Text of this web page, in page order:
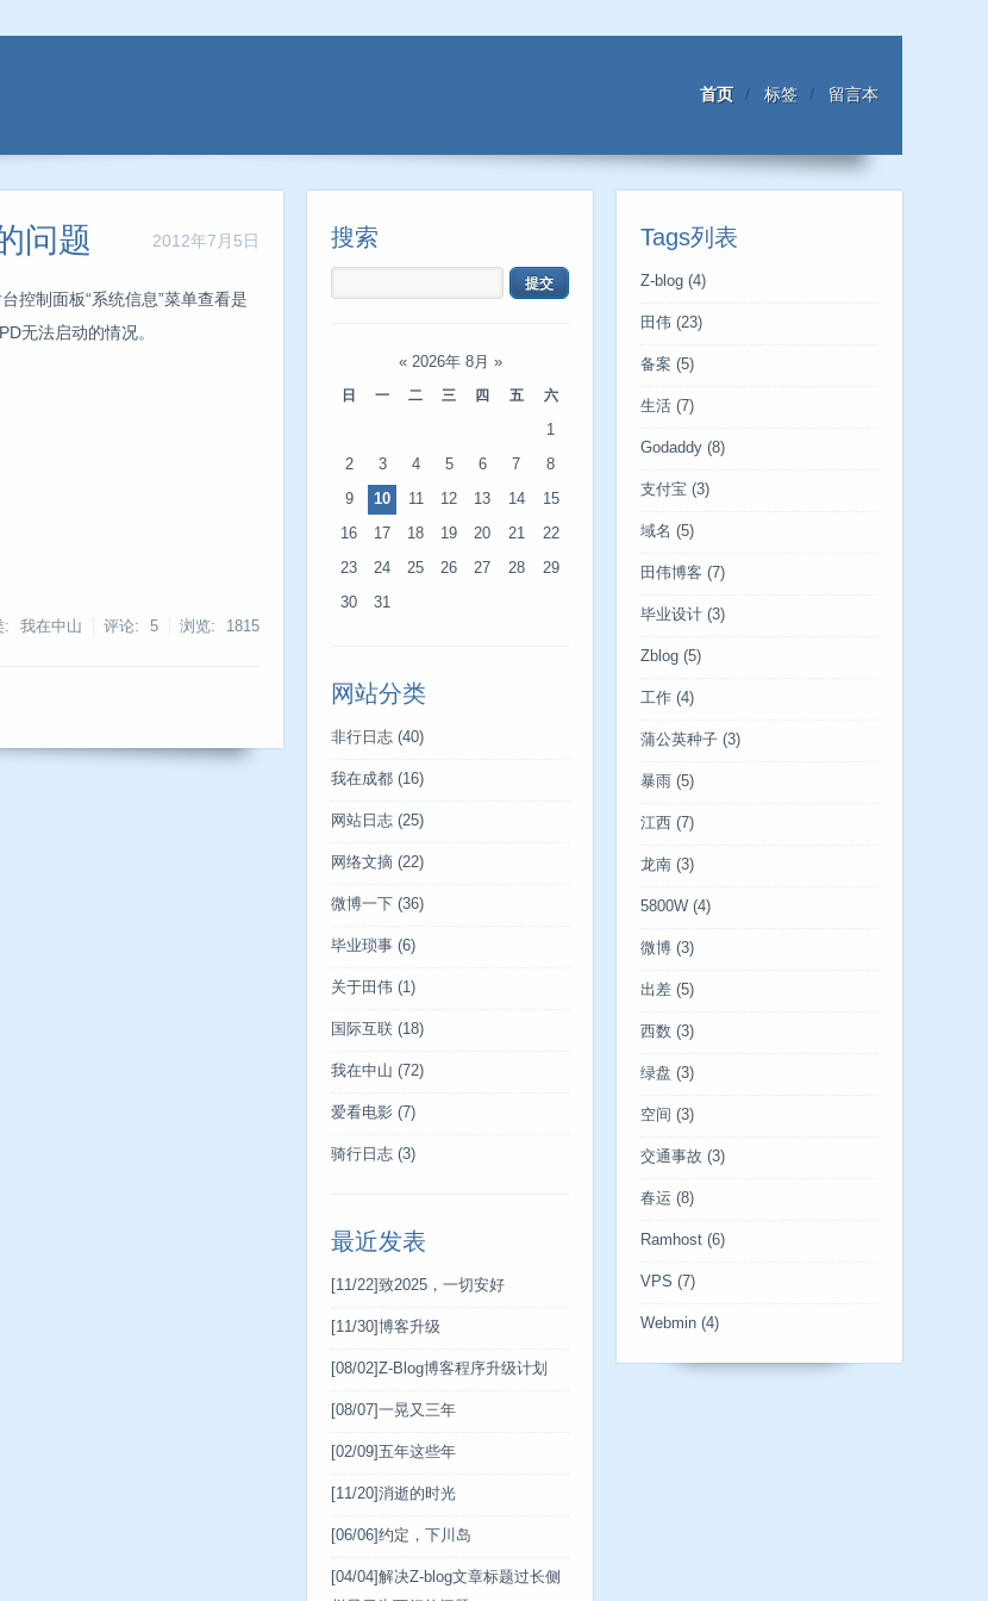
首页 标签 留言本
2012年7月5日
问题
控制面板“系统信息”菜单查看是
无法启动的情况。
: 我在中山 评论: 5 浏览: 1815
搜索
« 2026年 8月 »
日
一 二 三 四 五 六
1
2 3 4 5 6 7 8
9 10 11 12 13 14 15
16 17 18 19 20 21 22
23 24 25 26 27 28 29
30 31
网站分类
非行日志 (40)
我在成都 (16)
网站日志 (25)
网络文摘 (22)
微博一下 (36)
毕业琐事 (6)
关于田伟 (1)
国际互联 (18)
我在中山 (72)
爱看电影 (7)
骑行日志 (3)
最近发表
[11/22] 致2025，一切安好
[11/30] 博客升级
[08/02] Z-Blog博客程序升级计划
[08/07] 一晃又三年
[02/09] 五年这些年
[11/20] 消逝的时光
[06/06] 约定，下川岛
[04/04] 解决Z-blog文章标题过长侧
Tags列表
Z-blog (4)
田伟 (23)
备案 (5)
生活 (7)
Godaddy (8)
支付宝 (3)
域名 (5)
田伟博客 (7)
毕业设计 (3)
Zblog (5)
工作 (4)
蒲公英种子 (3)
暴雨 (5)
江西 (7)
龙南 (3)
5800W (4)
微博 (3)
出差 (5)
西数 (3)
绿盘 (3)
空间 (3)
交通事故 (3)
春运 (8)
Ramhost (6)
VPS (7)
Webmin (4)